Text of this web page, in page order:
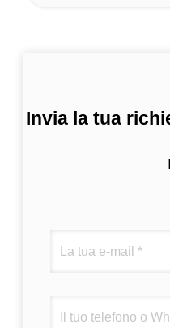
Invia la tua